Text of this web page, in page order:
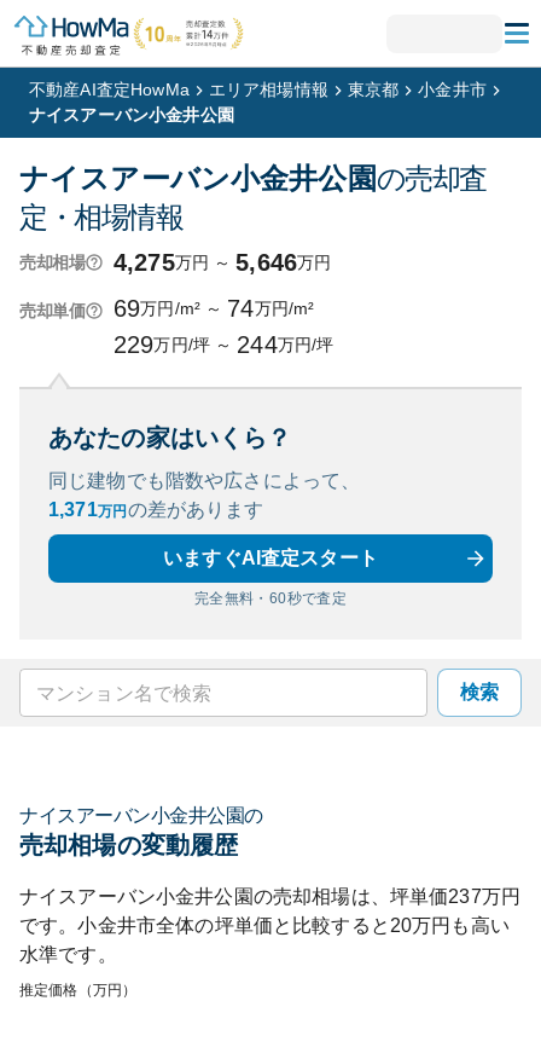
不動産AI査定HowMa エリア相場情報 東京都
小金井市
ナイスアーバン小金井公園
ナイスアーバン小金井公園の売却査
定・相場情報
売却相場 4,275万円 ～ 5,646万円
売却単価 69万円/m² ～ 74万円/m²
229万円/坪 ～ 244万円/坪
あなたの家はいくら？
同じ建物でも階数や広さによって、
1,371万円 の差があります
いますぐAI査定スタート
完全無料・60秒で査定
検索
ナイスアーバン小金井公園の
売却相場の変動履歴
ナイスアーバン小金井公園の売却相場は、坪単価237万円
です。小金井市全体の坪単価と比較すると 20万円も高い
水準です。
推定価格（万円）